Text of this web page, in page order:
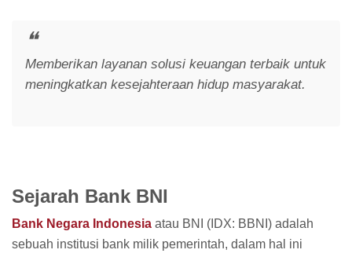
Memberikan layanan solusi keuangan terbaik untuk
meningkatkan kesejahteraan hidup masyarakat.
Sejarah Bank BNI
Bank Negara Indonesia atau BNI (IDX: BBNI) adalah
sebuah institusi bank milik pemerintah, dalam hal ini